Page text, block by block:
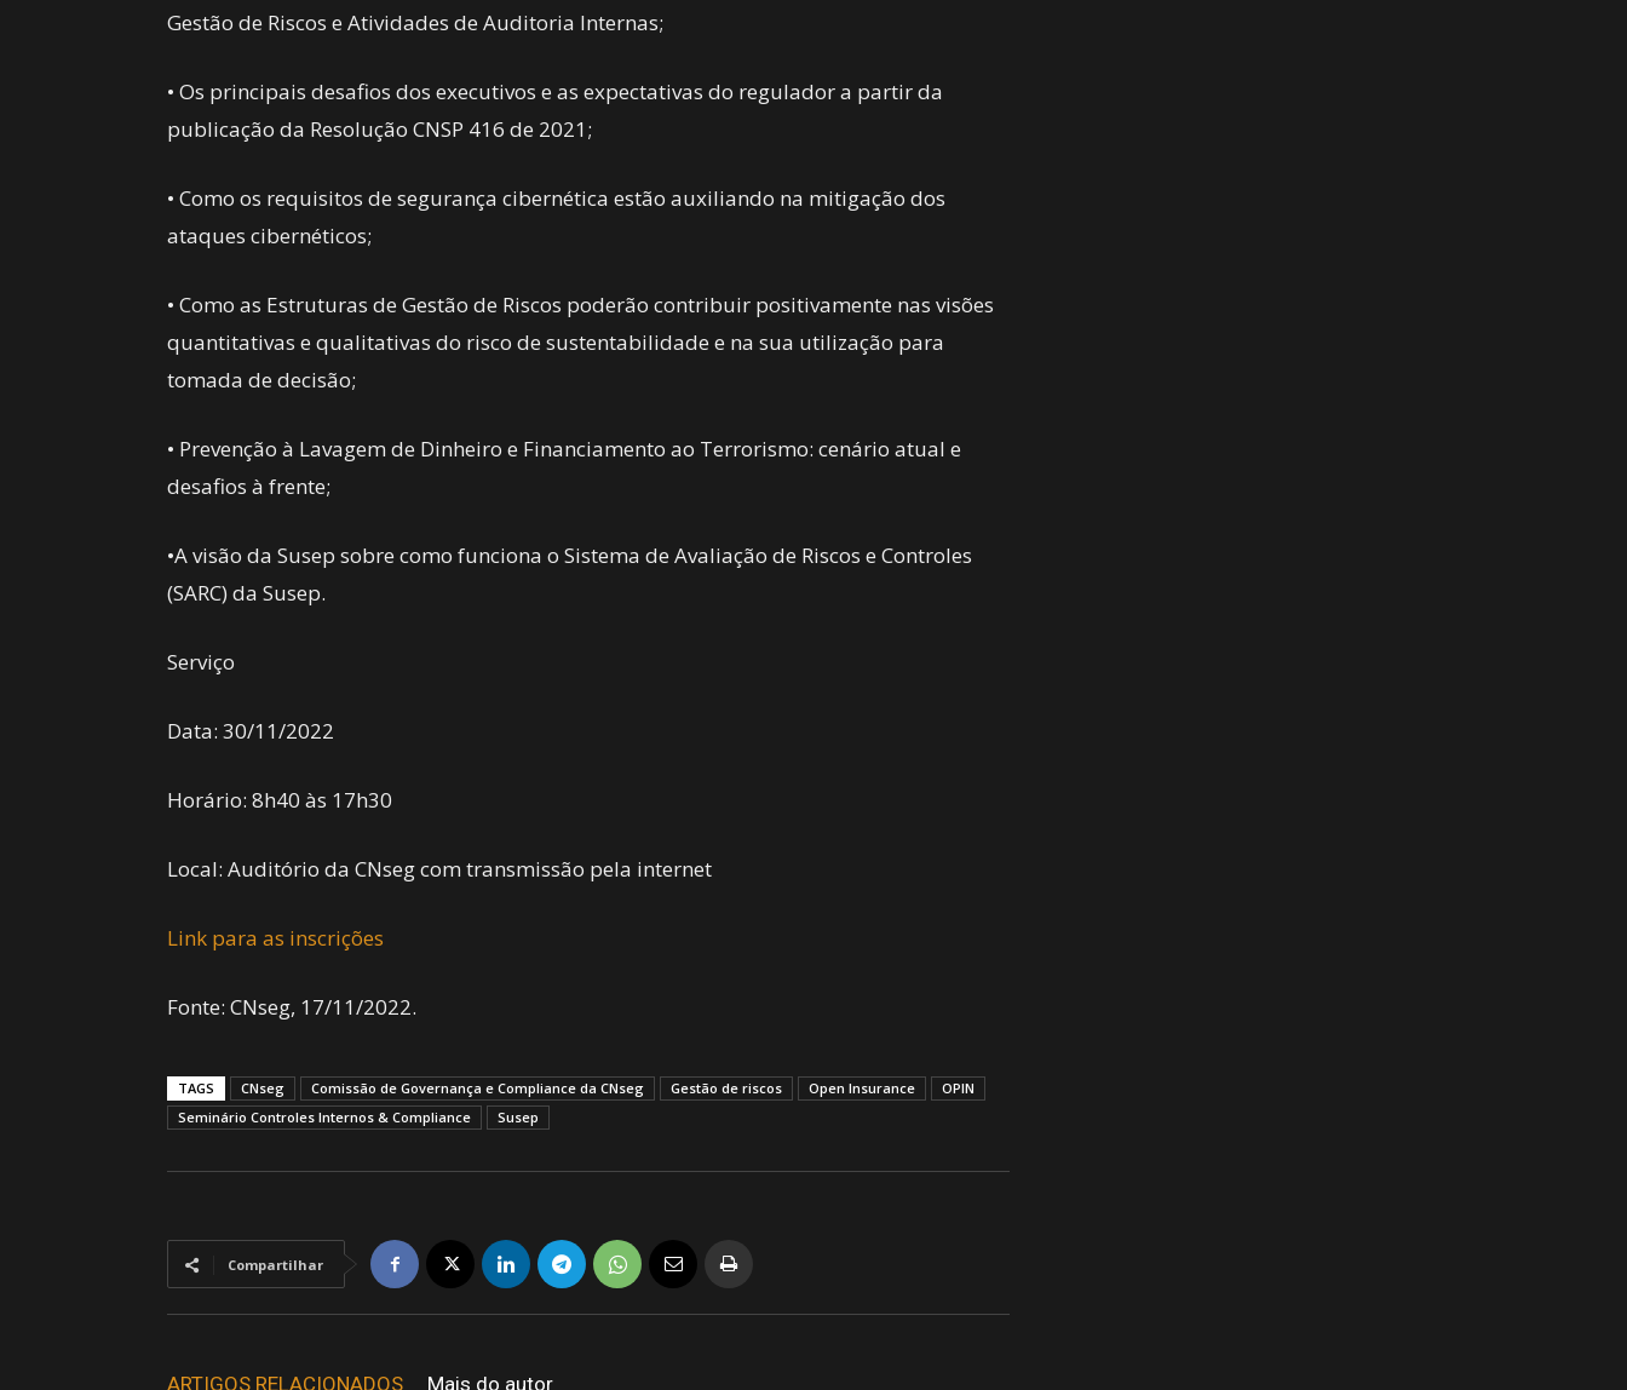
Gestão de Riscos e Atividades de Auditoria Internas;
• Os principais desafios dos executivos e as expectativas do regulador a partir da
publicação da Resolução CNSP 416 de 2021;
• Como os requisitos de segurança cibernética estão auxiliando na mitigação dos
ataques cibernéticos;
• Como as Estruturas de Gestão de Riscos poderão contribuir positivamente nas visões
quantitativas e qualitativas do risco de sustentabilidade e na sua utilização para
tomada de decisão;
• Prevenção à Lavagem de Dinheiro e Financiamento ao Terrorismo: cenário atual e
desafios à frente;
•A visão da Susep sobre como funciona o Sistema de Avaliação de Riscos e Controles
(SARC) da Susep.
Serviço
Data: 30/11/2022
Horário: 8h40 às 17h30
Local: Auditório da CNseg com transmissão pela internet
Link para as inscrições
Fonte: CNseg, 17/11/2022.
TAGS CNseg Comissão de Governança e Compliance da CNseg Gestão de riscos Open Insurance
OPIN
Seminário Controles Internos & Compliance
Susep
Compartilhar
ARTIGOS RELACIONADOS Mais do autor